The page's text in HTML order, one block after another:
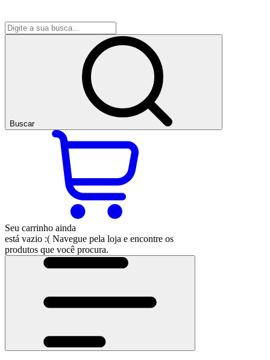
Buscar
Seu carrinho ainda
está vazio :( Navegue pela loja e encontre os
produtos que você procura.